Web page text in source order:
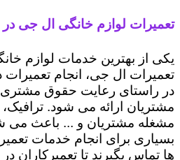
تعمیرات لوازم خانگی ال جی
یکی از بهترین خدمات لوازم
تعمیرات ال جی، انجام
در راستای رعایت حقوق
مشتریان ارائه می شود.
مشغله مشتریان و ... باعث می
بسیاری برای انجام خدمات
ها تماس بگیرند تا